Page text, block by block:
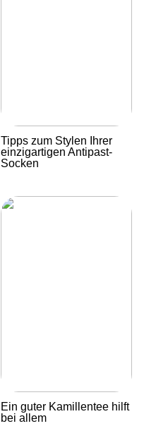
Tipps zum Stylen Ihrer
einzigartigen Antipast-
Socken
Ein guter Kamillentee hilft
bei allem